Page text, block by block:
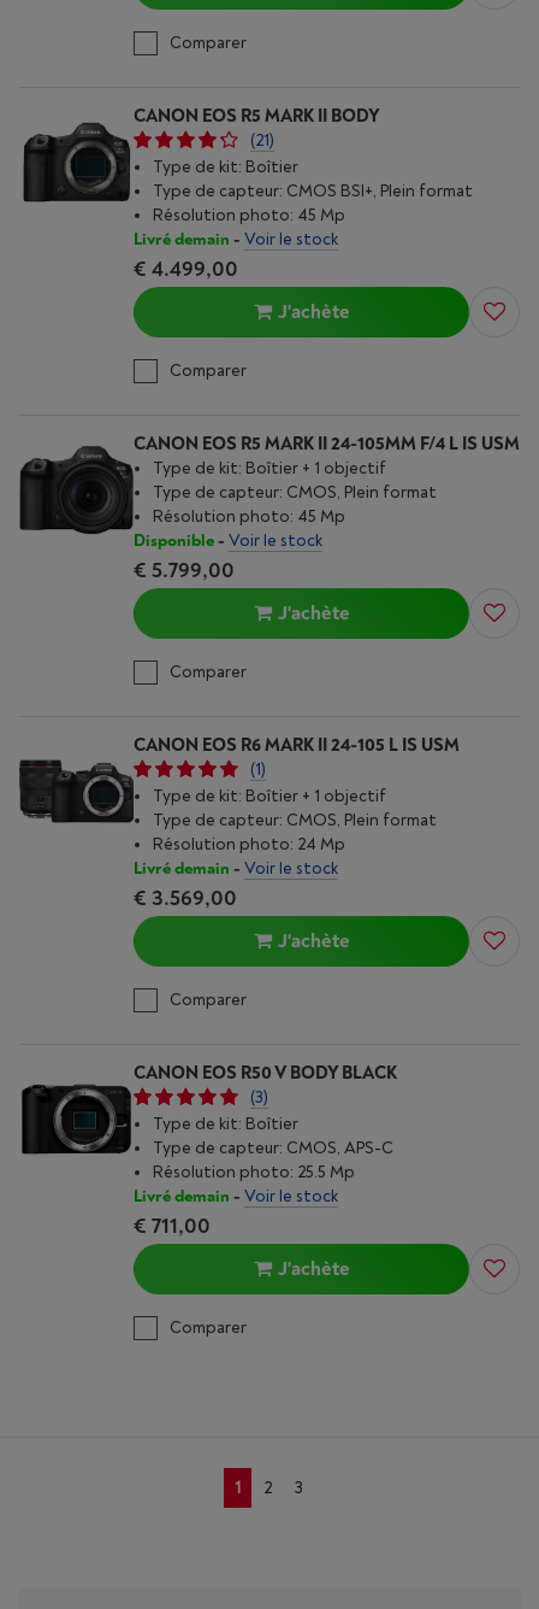
Comparer
CANON EOS R5 MARK II BODY
(21)
Type de kit: Boîtier
Type de capteur: CMOS BSI+, Plein format
Résolution photo: 45 Mp
Livré demain - Voir le stock
€ 4.499,00
J'achète
Comparer
CANON EOS R5 MARK II 24-105MM F/4 L IS USM
Type de kit: Boîtier + 1 objectif
Type de capteur: CMOS, Plein format
Résolution photo: 45 Mp
Disponible- Voir le stock
€ 5.799,00
J'achète
Comparer
CANON EOS R6 MARK II 24-105 L IS USM
(1)
Type de kit: Boîtier + 1 objectif
Type de capteur: CMOS, Plein format
Résolution photo: 24 Mp
Livré demain - Voir le stock
€ 3.569,00
J'achète
Comparer
CANON EOS R50 V BODY BLACK
(3)
Type de kit: Boîtier
Type de capteur: CMOS, APS-C
Résolution photo: 25.5 Mp
Livré demain - Voir le stock
€ 711,00
J'achète
Comparer
1 2 3